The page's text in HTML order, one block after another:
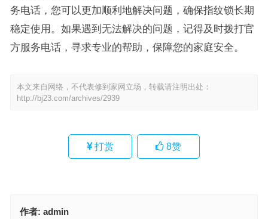
务电话，您可以更加顺利地解决问题，确保指纹锁长期
稳定使用。如果遇到无法解决的问题，记得及时拨打官
方服务电话，寻求专业的帮助，保障您的家庭安全。
本文来自网络，不代表修到家网立场，转载请注明出处：
http://bj23.com/archives/2939
打赏 8赞
作者: admin